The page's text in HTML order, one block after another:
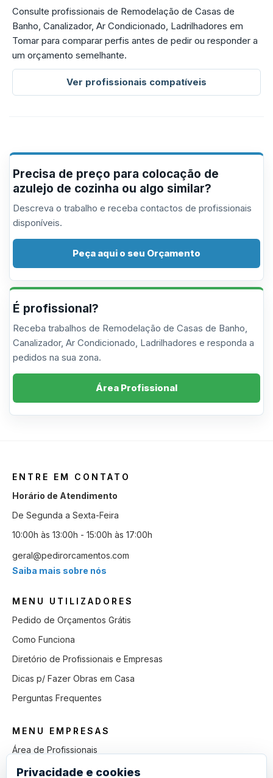
Consulte profissionais de Remodelação de Casas de
Banho, Canalizador, Ar Condicionado, Ladrilhadores em
Tomar para comparar perfis antes de pedir ou responder a
um orçamento semelhante.
Ver profissionais compatíveis
Precisa de preço para colocação de
azulejo de cozinha ou algo similar?
Descreva o trabalho e receba contactos de profissionais
disponíveis.
Peça aqui o seu Orçamento
É profissional?
Receba trabalhos de Remodelação de Casas de Banho,
Canalizador, Ar Condicionado, Ladrilhadores e responda a
pedidos na sua zona.
Área Profissional
ENTRE EM CONTATO
Horário de Atendimento
De Segunda a Sexta-Feira
10:00h às 13:00h - 15:00h às 17:00h
geral@pedirorcamentos.com
Saiba mais sobre nós
MENU UTILIZADORES
Pedido de Orçamentos Grátis
Como Funciona
Diretório de Profissionais e Empresas
Dicas p/ Fazer Obras em Casa
Perguntas Frequentes
MENU EMPRESAS
Área de Profissionais
Como Funciona
Privacidade e cookies